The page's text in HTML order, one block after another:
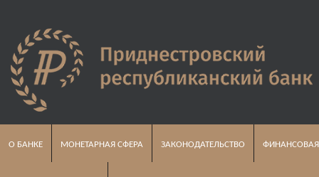
О БАНКЕ МОНЕТАРНАЯ СФЕРА ЗАКОНОДАТЕЛЬСТВО